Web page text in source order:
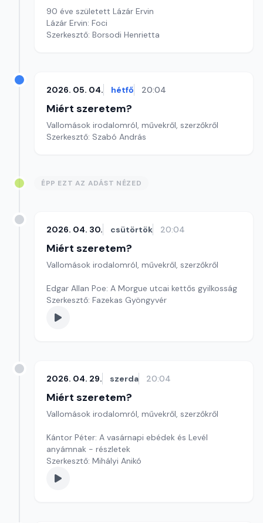
90 éve született Lázár Ervin
Lázár Ervin: Foci
Szerkesztő: Borsodi Henrietta
2026. 05. 04. hétfő 20:04
Miért szeretem?
Vallomások irodalomról, művekről, szerzőkről
Szerkesztő: Szabó András
ÉPP EZT AZ ADÁST NÉZED
2026. 04. 30. csütörtök 20:04
Miért szeretem?
Vallomások irodalomról, művekről, szerzőkről
Edgar Allan Poe: A Morgue utcai kettős gyilkosság
Szerkesztő: Fazekas Gyöngyvér
2026. 04. 29. szerda 20:04
Miért szeretem?
Vallomások irodalomról, művekről, szerzőkről
Kántor Péter: A vasárnapi ebédek és Levél
anyámnak - részletek
Szerkesztő: Mihályi Anikó